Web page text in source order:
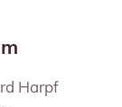
Harpf